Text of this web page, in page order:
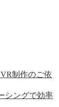
制作のご依
シングで効率